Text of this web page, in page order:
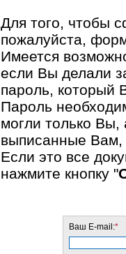
Для того, чтобы
пожалуйста,
Имеется
если Вы делали
пароль, который
Пароль
могли только Вы,
выписанные Вам,
Если это все
нажмите кнопку "
Ваш E-mail:*